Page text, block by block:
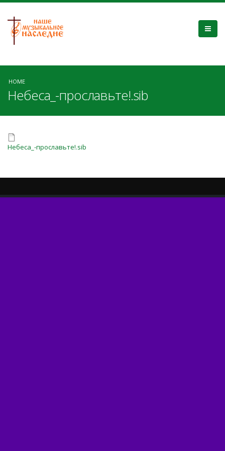
HOME
Небеса_-прославьте!.sib
Небеса_-прославьте!.sib